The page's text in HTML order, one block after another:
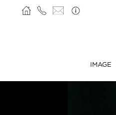
IMAGE